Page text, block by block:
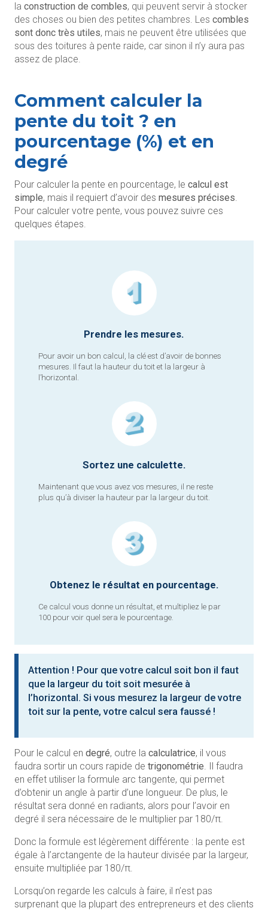
la construction de combles, qui peuvent servir à stocker
des choses ou bien des petites chambres. Les combles
sont donc très utiles, mais ne peuvent être utilisées que
sous des toitures à pente raide, car sinon il n’y aura pas
assez de place.
Comment calculer la
pente du toit ? en
pourcentage (%) et en
degré
Pour calculer la pente en pourcentage, le calcul est
simple, mais il requiert d’avoir des mesures précises.
Pour calculer votre pente, vous pouvez suivre ces
quelques étapes.
Prendre les mesures.
Pour avoir un bon calcul, la clé est d’avoir de bonnes
mesures. Il faut la hauteur du toit et la largeur à
l’horizontal.
Sortez une calculette.
Maintenant que vous avez vos mesures, il ne reste
plus qu’à diviser la hauteur par la largeur du toit.
Obtenez le résultat en pourcentage.
Ce calcul vous donne un résultat, et multipliez le par
100 pour voir quel sera le pourcentage.
Attention ! Pour que votre calcul soit bon il faut
que la largeur du toit soit mesurée à
l’horizontal. Si vous mesurez la largeur de votre
toit sur la pente, votre calcul sera faussé !
Pour le calcul en degré, outre la calculatrice, il vous
faudra sortir un cours rapide de trigonométrie. Il faudra
en effet utiliser la formule arc tangente, qui permet
d’obtenir un angle à partir d’une longueur. De plus, le
résultat sera donné en radiants, alors pour l’avoir en
degré il sera nécessaire de le multiplier par 180/π.
Donc la formule est légèrement différente : la pente est
égale à l’arctangente de la hauteur divisée par la largeur,
ensuite multipliée par 180/π.
Lorsqu’on regarde les calculs à faire, il n’est pas
surprenant que la plupart des entrepreneurs et des clients